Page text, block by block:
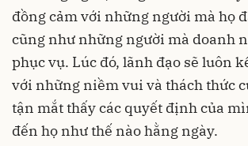
đồng cảm với những người mà họ
cũng như những người mà doanh
phục vụ. Lúc đó, lãnh đạo sẽ luôn
với những niềm vui và thách thức
tận mắt thấy các quyết định của
đến họ như thế nào hằng ngày.